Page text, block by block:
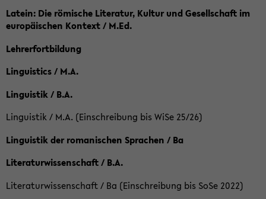
Latein: Die römische Literatur, Kultur und Gesellschaft im
europäischen Kontext / M.Ed.
Lehrerfortbildung
Linguistics / M.A.
Linguistik / B.A.
Linguistik / M.A. (Einschreibung bis WiSe 25/26)
Linguistik der romanischen Sprachen / Ba
Literaturwissenschaft / B.A.
Literaturwissenschaft / Ba (Einschreibung bis SoSe 2022)